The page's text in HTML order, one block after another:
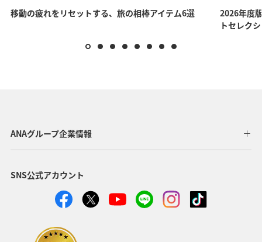
移動の疲れをリセットする、旅の相棒アイテム6選
2026年度
トセレク
ANAグループ企業情報
SNS公式アカウント